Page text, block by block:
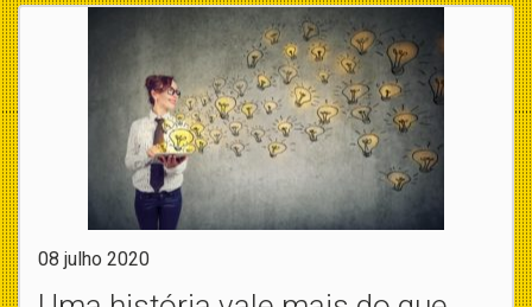
08 julho 2020